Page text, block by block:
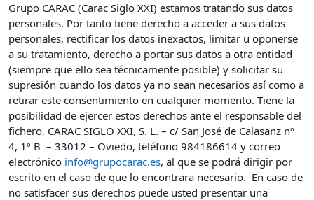
Grupo CARAC (Carac Siglo XXI) estamos tratando sus datos
personales. Por tanto tiene derecho a acceder a sus datos
personales, rectificar los datos inexactos, limitar u oponerse
a su tratamiento, derecho a portar sus datos a otra entidad
(siempre que ello sea técnicamente posible) y solicitar su
supresión cuando los datos ya no sean necesarios así como a
retirar este consentimiento en cualquier momento. Tiene la
posibilidad de ejercer estos derechos ante el responsable del
fichero, CARAC SIGLO XXI, S. L. – c/ San José de Calasanz nº
4, 1º B – 33012 – Oviedo, teléfono 984186614 y correo
electrónico info@grupocarac.es, al que se podrá dirigir por
escrito en el caso de que lo encontrara necesario. En caso de
no satisfacer sus derechos puede usted presentar una